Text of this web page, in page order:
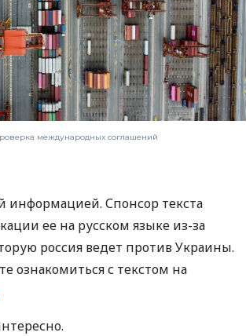
международных соглашений
информацией. Спонсор текста
ее на русском языке из-за
россия ведет против Украины.
ознакомиться с текстом на